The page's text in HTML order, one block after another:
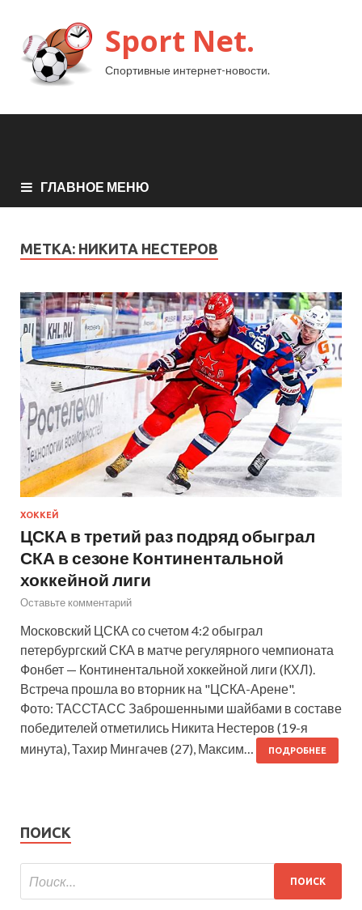
Sport Net.
Спортивные интернет-новости.
ГЛАВНОЕ МЕНЮ
МЕТКА: НИКИТА НЕСТЕРОВ
ХОККЕЙ
ЦСКА в третий раз подряд обыграл
СКА в сезоне Континентальной
хоккейной лиги
Оставьте комментарий
Московский ЦСКА со счетом 4:2 обыграл
петербургский СКА в матче регулярного чемпионата
Фонбет — Континентальной хоккейной лиги (КХЛ).
Встреча прошла во вторник на "ЦСКА-Арене".
Фото: ТАССТАСС Заброшенными шайбами в составе
победителей отметились Никита Нестеров (19-я
минута), Тахир Мингачев (27), Максим…
ПОДРОБНЕЕ
ПОИСК